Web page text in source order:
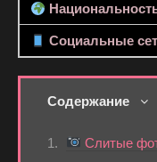
Социальные
Содержание
Слитые